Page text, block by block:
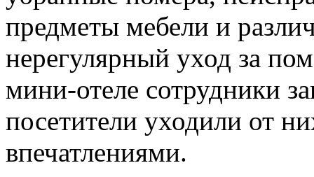
предметы мебели и
нерегулярный уход за
мини-отеле сотрудники
посетители уходили от
впечатлениями.